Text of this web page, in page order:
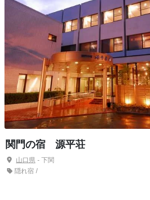
関門の宿 源平荘
山口県- 下関
隠れ宿 /